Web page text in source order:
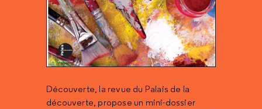
Découverte, la revue du Palais de la
découverte, propose un mini-dossier